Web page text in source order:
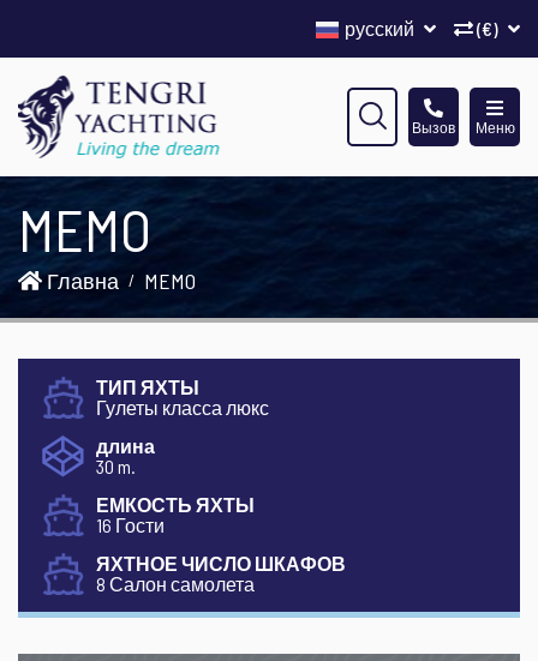
(€)
русский
Меню
Вызов
MEMO
Главна MEMO
ТИП ЯХТЫ
Гулеты класса люкс
длина
30 m.
ЕМКОСТЬ ЯХТЫ
16 Гости
ЯХТНОЕ ЧИСЛО ШКАФОВ
8 Салон самолета